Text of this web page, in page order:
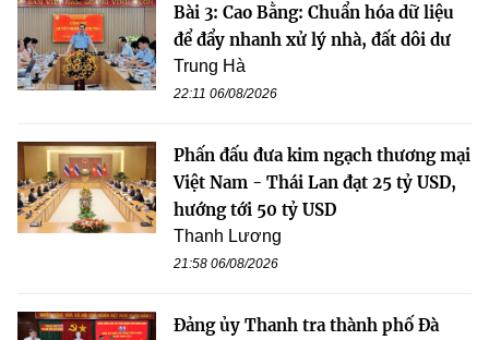
Bài 3: Cao Bằng: Chuẩn hóa dữ liệu
để đẩy nhanh xử lý nhà, đất dôi dư
Trung Hà
22:11 06/08/2026
Phấn đấu đưa kim ngạch thương mại
Việt Nam - Thái Lan đạt 25 tỷ USD,
hướng tới 50 tỷ USD
Thanh Lương
21:58 06/08/2026
Đảng ủy Thanh tra thành phố Đà